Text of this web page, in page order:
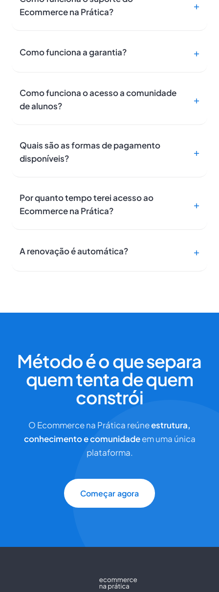
Ecommerce na Prática?
Como funciona a garantia?
Como funciona o acesso a comunidade
de alunos?
Quais são as formas de pagamento
disponíveis?
Por quanto tempo terei acesso ao
Ecommerce na Prática?
A renovação é automática?
Método é o que separa
quem tenta de quem
constrói
O Ecommerce na Prática reúneestrutura,
conhecimento e comunidadeem uma única
plataforma.
Começar agora